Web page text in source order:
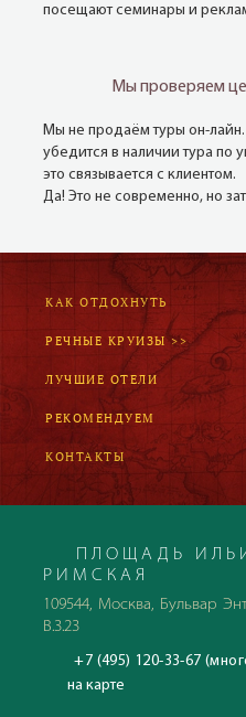
посещают семинары и
Мы проверяем
Мы не продаём туры он-
убедится в наличии тура по
это связывается с клиентом.
Да! Это не современно, но
КАК ОТДОХНУТЬ
РЕЧНЫЕ КРУИЗЫ >>
ЛУЧШИЕ ОТЕЛИ
РЕКОМЕНДУЕМ
КОНТАКТЫ
ПЛОЩАДЬ
РИМСКАЯ
109544, Москва, Бульвар
В.3.23
+7 (495) 120-33-67
на карте